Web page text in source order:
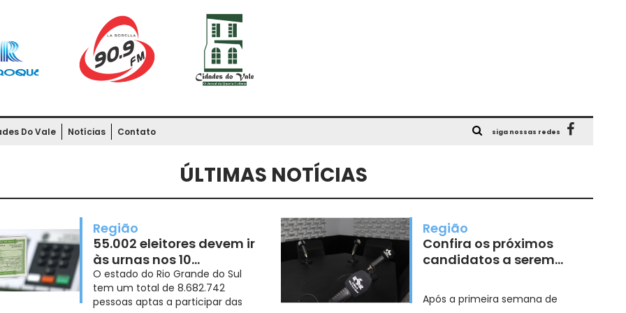
Do Vale Notícias Contato siga nossas redes
ÚLTIMAS NOTÍCIAS
Região
55.002 eleitores devem ir
às urnas nos 10
municípios da região
O estado do Rio Grande do Sul
tem um total de 8.682.742
pessoas aptas a participar das
Região
Confira os próximos
candidatos a serem
São Roque
Após a primeira semana de